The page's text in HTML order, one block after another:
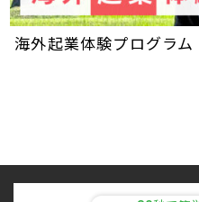
海外起業体験プログラム